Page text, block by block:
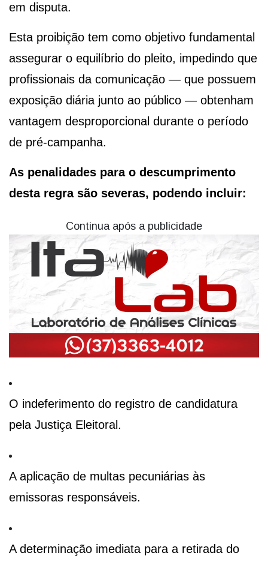
em disputa.
Esta proibição tem como objetivo fundamental
assegurar o equilíbrio do pleito, impedindo que
profissionais da comunicação — que possuem
exposição diária junto ao público — obtenham
vantagem desproporcional durante o período
de pré-campanha.
As penalidades para o descumprimento
desta regra são severas, podendo incluir:
Continua após a publicidade
O indeferimento do registro de candidatura
pela Justiça Eleitoral.
A aplicação de multas pecuniárias às
emissoras responsáveis.
A determinação imediata para a retirada do